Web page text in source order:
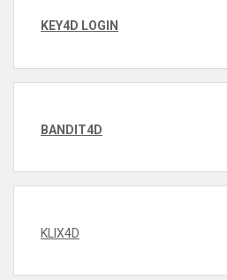
KEY4D LOGIN
BANDIT4D
KLIX4D